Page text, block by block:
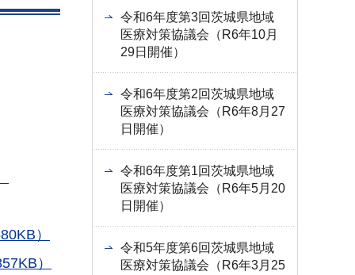
）
）
令和6年度第3回茨城県地域
医療対策協議会（R6年10月
29日開催）
令和6年度第2回茨城県地域
医療対策協議会（R6年8月27
日開催）
令和6年度第1回茨城県地域
医療対策協議会（R6年5月20
日開催）
令和5年度第6回茨城県地域
医療対策協議会（R6年3月25